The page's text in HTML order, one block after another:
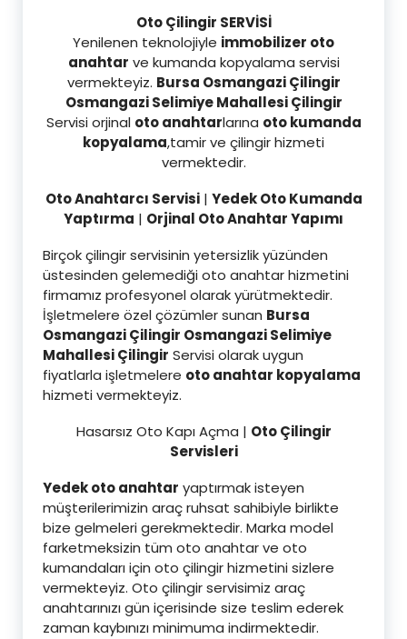
Oto Çilingir SERVİSİ
Yenilenen teknolojiyle immobilizer oto
anahtar ve kumanda kopyalama servisi
vermekteyiz. Bursa Osmangazi Çilingir
Osmangazi Selimiye Mahallesi Çilingir
Servisi orjinal oto anahtarlarına oto kumanda
kopyalama,tamir ve çilingir hizmeti
vermektedir.
Oto Anahtarcı Servisi| Yedek Oto Kumanda
Yaptırma | Orjinal Oto Anahtar Yapımı
Birçok çilingir servisinin yetersizlik yüzünden
üstesinden gelemediği oto anahtar hizmetini
firmamız profesyonel olarak yürütmektedir.
İşletmelere özel çözümler sunan Bursa
Osmangazi Çilingir Osmangazi Selimiye
Mahallesi Çilingir Servisi olarak uygun
fiyatlarla işletmelere oto anahtar kopyalama
hizmeti vermekteyiz.
Hasarsız Oto Kapı Açma | Oto Çilingir
Servisleri
Yedek oto anahtar yaptırmak isteyen
müşterilerimizin araç ruhsat sahibiyle birlikte
bize gelmeleri gerekmektedir. Marka model
farketmeksizin tüm oto anahtar ve oto
kumandaları için oto çilingir hizmetini sizlere
vermekteyiz. Oto çilingir servisimiz araç
anahtarınızı gün içerisinde size teslim ederek
zaman kaybınızı minimuma indirmektedir.